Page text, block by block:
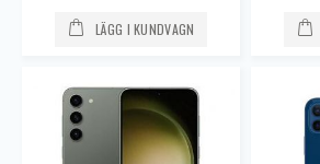
LÄGG I KUNDVAGN